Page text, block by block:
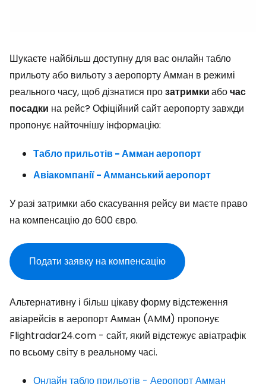
Шукаєте найбільш доступну для вас онлайн табло
прильоту або вильоту з аеропорту Амман в режимі
реального часу, щоб дізнатися прозатримкиабочас
посадки на рейс? Офіційний сайт аеропорту завжди
пропонує найточнішу інформацію:
Табло прильотів - Амман аеропорт
Авіакомпанії - Амманський аеропорт
У разі затримки або скасування рейсу ви маєте право
на компенсацію до 600 євро.
Подати заявку на компенсацію
Альтернативну і більш цікаву форму відстеження
авіарейсів в аеропорт Амман (AMM) пропонує
Flightradar24.com - сайт, який відстежує авіатрафік
по всьому світу в реальному часі.
Онлайн табло прильотів - Аеропорт Амман